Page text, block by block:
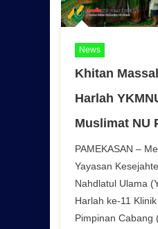
News
Khitan
Harlah
Muslimat NU
PAMEKASAN –
Yayasan
Nahdlatul Ulama
Harlah ke-11
Pimpinan Cabang